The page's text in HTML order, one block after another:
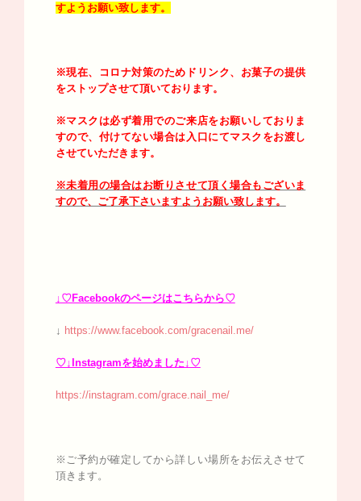
すようお願い致します。
※現在、コロナ対策のためドリンク、お菓子の提供
をストップさせて頂いております。
※マスクは必ず着用でのご来店をお願いしておりま
すので、付けてない場合は入口にてマスクをお渡し
させていただきます。
※未着用の場合はお断りさせて頂く場合もございま
すので、ご了承下さいますようお願い致します。
↓♡Facebookのページはこちらから♡
↓ https://www.facebook.com/gracenail.me/
♡↓Instagramを始めました↓♡
https://instagram.com/grace.nail_me/
※ご予約が確定してから詳しい場所をお伝えさせて
頂きます。